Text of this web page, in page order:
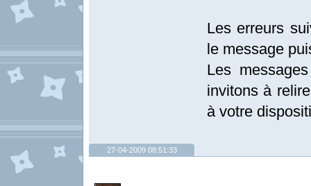
Les erreurs
le message
Les
invitons à
à votre
27-04-2009 08:51:33